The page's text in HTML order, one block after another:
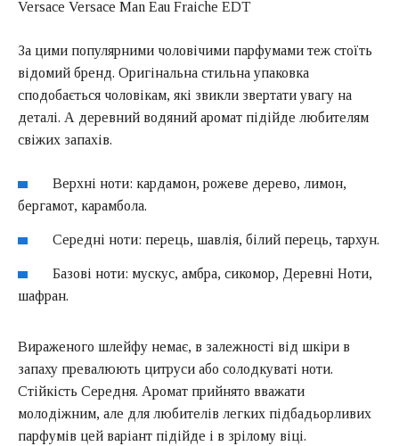
За цими популярними чоловічими парфумами теж стоїть
відомий бренд. Оригінальна стильна упаковка
сподобається чоловікам, які звикли звертати увагу на
деталі. А деревний водяний аромат підійде любителям
свіжих запахів.
Верхні ноти: кардамон, рожеве дерево, лимон,
бергамот, карамбола.
Середні ноти: перець, шавлія, білий перець, тархун.
Базові ноти: мускус, амбра, сикомор, Деревні Ноти,
шафран.
Вираженого шлейфу немає, в залежності від шкіри в
запаху превалюють цитруси або солодкуваті ноти.
Стійкість Середня. Аромат прийнято вважати
молодіжним, але для любителів легких підбадьорливих
парфумів цей варіант підійде і в зрілому віці.